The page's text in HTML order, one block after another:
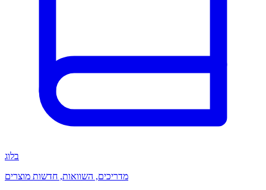
בלוג
מדריכים, השוואות, חדשות מוצרים